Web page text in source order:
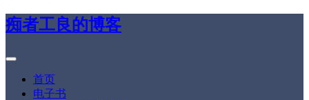
痴者工良的博客
首页
电子书